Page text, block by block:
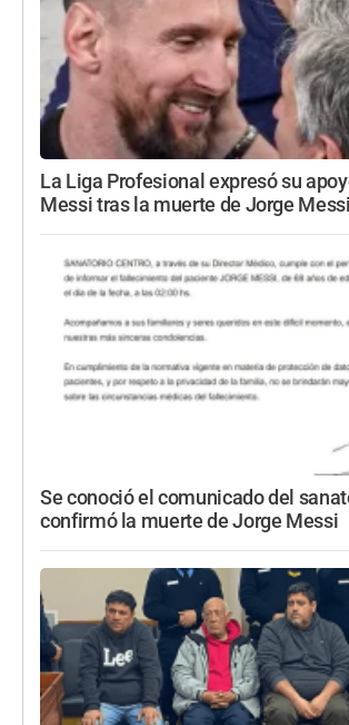
La Liga Profesional expresó su
Messi tras la muerte de Jorge Messi
Se conoció el comunicado del
confirmó la muerte de Jorge Messi